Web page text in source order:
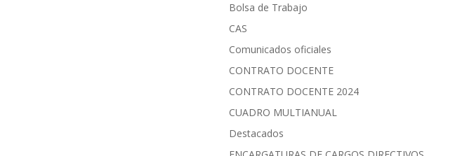
Bolsa de Trabajo
CAS
Comunicados oficiales
CONTRATO DOCENTE
CONTRATO DOCENTE 2024
CUADRO MULTIANUAL
Destacados